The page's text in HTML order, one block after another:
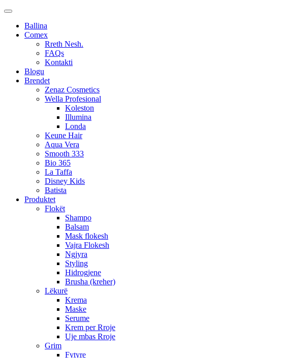
Ballina
Comex
Rreth Nesh.
FAQs
Kontakti
Blogu
Brendet
Zenaz Cosmetics
Wella Profesional
Koleston
Illumina
Londa
Keune Hair
Aqua Vera
Smooth 333
Bio 365
La Taffa
Disney Kids
Batista
Produktet
Flokët
Shampo
Balsam
Mask flokesh
Vajra Flokesh
Ngjyra
Styling
Hidrogjene
Brusha (kreher)
Lëkurë
Krema
Maske
Serume
Krem per Rroje
Uje mbas Rroje
Grim
Fytyre